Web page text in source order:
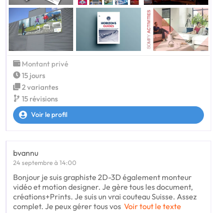
Montant privé
15 jours
2 variantes
15 révisions
Voir le profil
bvannu
24 septembre à 14:00
Bonjour je suis graphiste 2D-3D également monteur
vidéo et motion designer. Je gère tous les document,
créations+Prints. Je suis un vrai couteau Suisse. Assez
complet. Je peux gérer tous vos Voir tout le texte